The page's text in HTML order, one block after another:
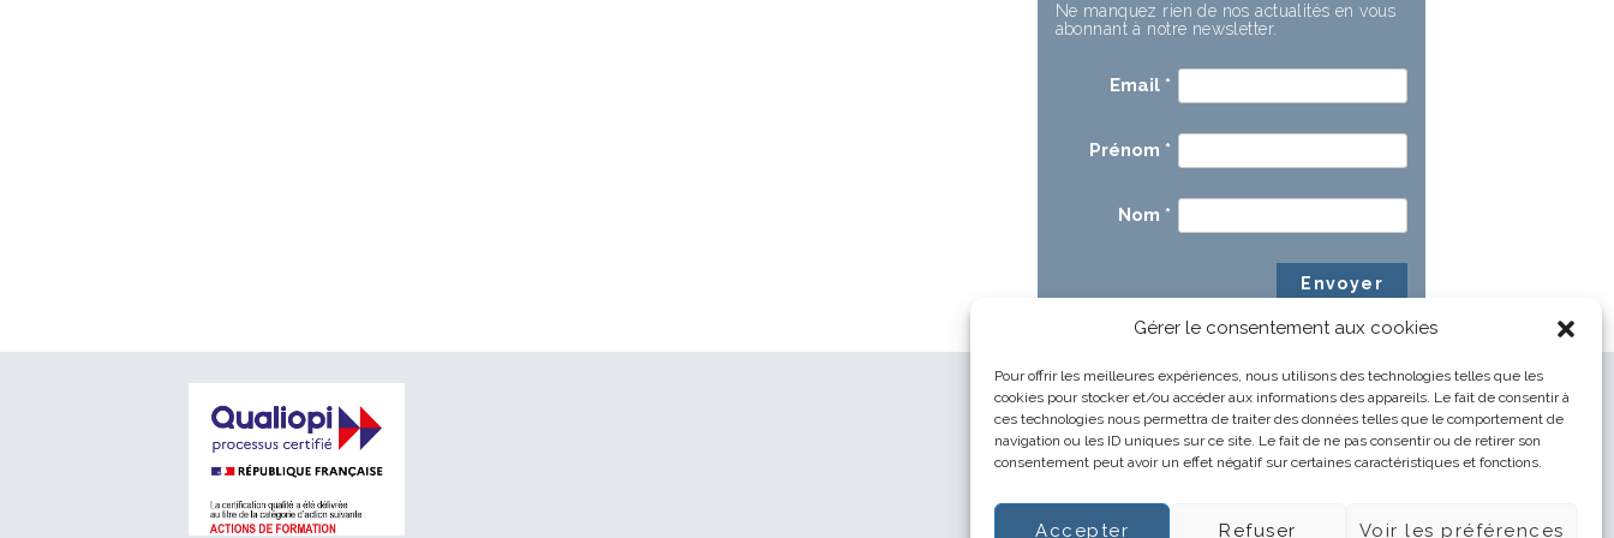
Gérer le consentement aux cookies
Pour offrir les meilleures expériences, nous utilisons des technologies telles que les
cookies pour stocker et/ou accéder aux informations des appareils. Le fait de consentir à
ces technologies nous permettra de traiter des données telles que le comportement de
navigation ou les ID uniques sur ce site. Le fait de ne pas consentir ou de retirer son
consentement peut avoir un effet négatif sur certaines caractéristiques et fonctions.
Accepter Refuser Voir les préférences
Ne manquez rien de nos actualités en vous
abonnant à notre newsletter.
Email *
Prénom *
Nom *